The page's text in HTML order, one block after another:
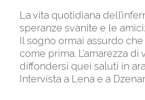
La vita quotidiana
speranze svanite e le
Il sogno ormai assurdo
come prima. L’amarezza di
diffondersi quei saluti in
Intervista a Lena e a